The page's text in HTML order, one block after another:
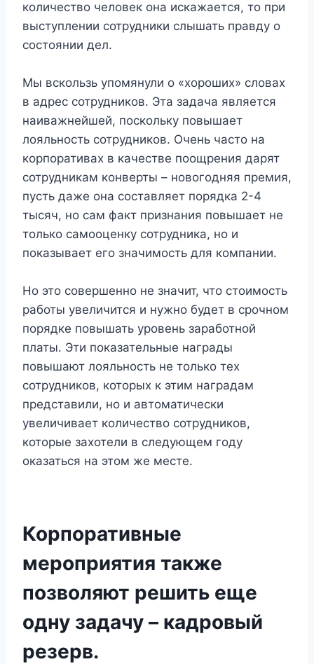
количество человек она искажается, то при
выступлении сотрудники слышать правду о
состоянии дел.
Мы вскользь упомянули о «хороших» словах
в адрес сотрудников. Эта задача является
наиважнейшей, поскольку повышает
лояльность сотрудников. Очень часто на
корпоративах в качестве поощрения дарят
сотрудникам конверты – новогодняя премия,
пусть даже она составляет порядка 2-4
тысяч, но сам факт признания повышает не
только самооценку сотрудника, но и
показывает его значимость для компании.
Но это совершенно не значит, что стоимость
работы увеличится и нужно будет в срочном
порядке повышать уровень заработной
платы. Эти показательные награды
повышают лояльность не только тех
сотрудников, которых к этим наградам
представили, но и автоматически
увеличивает количество сотрудников,
которые захотели в следующем году
оказаться на этом же месте.
Корпоративные
мероприятия также
позволяют решить еще
одну задачу – кадровый
резерв.